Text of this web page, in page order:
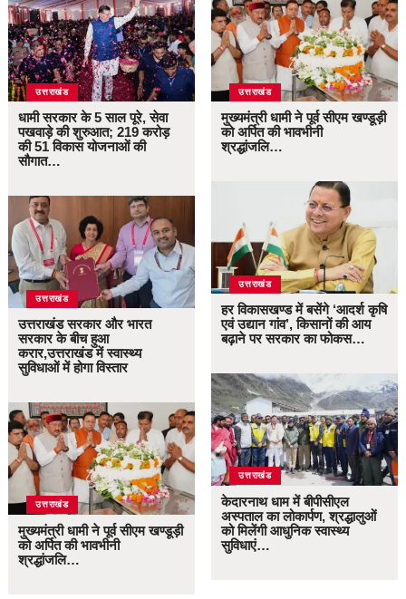
उत्तराखंड
धामी सरकार के 5 साल पूरे, सेवा
पखवाड़े की शुरुआत; 219 करोड़
की 51 विकास योजनाओं की
सौगात…
उत्तराखंड
उत्तराखंड सरकार और भारत
सरकार के बीच हुआ
करार,उत्तराखंड में स्वास्थ्य
सुविधाओं में होगा विस्तार
उत्तराखंड
मुख्यमंत्री धामी ने पूर्व सीएम खण्डूड़ी
को अर्पित की भावभीनी
श्रद्धांजलि…
उत्तराखंड
मुख्यमंत्री धामी ने पूर्व सीएम खण्डूड़ी
को अर्पित की भावभीनी
श्रद्धांजलि…
उत्तराखंड
हर विकासखण्ड में बसेंगे ‘आदर्श कृषि
एवं उद्यान गांव’, किसानों की आय
बढ़ाने पर सरकार का फोकस…
उत्तराखंड
केदारनाथ धाम में बीपीसीएल
अस्पताल का लोकार्पण, श्रद्धालुओं
को मिलेंगी आधुनिक स्वास्थ्य
सुविधाएं…